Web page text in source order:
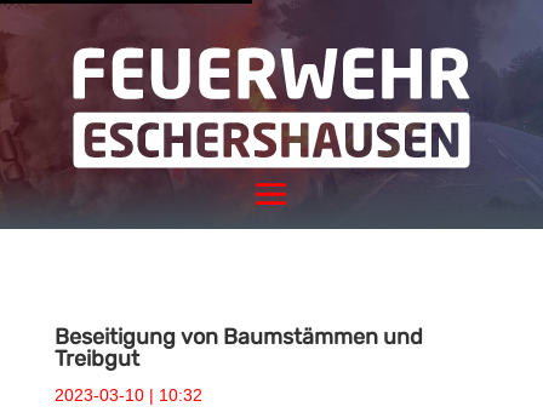
Beseitigung von Baumstämmen und
Treibgut
2023-03-10 | 10:32